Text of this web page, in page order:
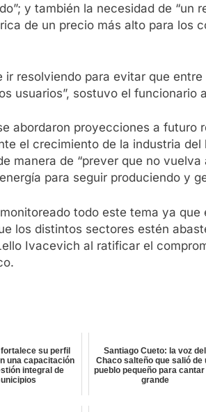
y también la necesidad de “un
de un precio más alto para los
ir resolviendo para evitar que
usuarios”, sostuvo el funcionario
abordaron proyecciones a futuro
el crecimiento de la industria
manera de “prever que no
para seguir produciendo y
todo este tema ya
los distintos sectores estén
Ivacevich al ratificar el
su perfil
una capacitación
integral de
Santiago Cueto: la voz del
Chaco salteño que salió de
pueblo pequeño para cantar
grande